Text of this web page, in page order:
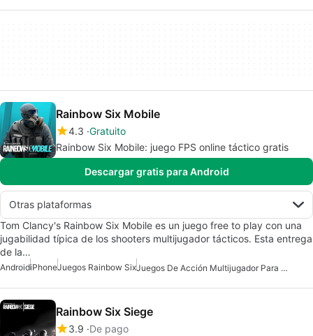
Rainbow Six Mobile
4.3 Gratuito
Rainbow Six Mobile: juego FPS online táctico gratis
Descargar gratis para Android
Otras plataformas
Tom Clancy's Rainbow Six Mobile es un juego free to play con una
jugabilidad típica de los shooters multijugador tácticos. Esta entrega
de la…
AndroidiPhoneJuegos Rainbow Six Juegos De Acción Multijugador Para Android
Rainbow Six Siege
3.9 De pago